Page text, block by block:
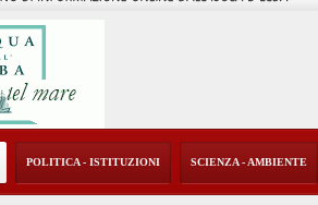
POLITICA - ISTITUZIONI SCIENZA - AMBIENTE